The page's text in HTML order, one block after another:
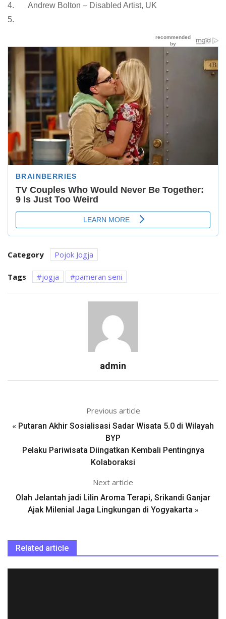
4. Andrew Bolton – Disabled Artist, UK
5.
Category Pojok Jogja
Tags jogja pameran seni
admin
Previous article
« Putaran Akhir Sosialisasi Sadar Wisata 5.0 di Wilayah
BYP
Pelaku Pariwisata Diingatkan Kembali Pentingnya
Kolaboraksi
Next article
Olah Jelantah jadi Lilin Aroma Terapi, Srikandi Ganjar
Ajak Milenial Jaga Lingkungan di Yogyakarta »
Related article